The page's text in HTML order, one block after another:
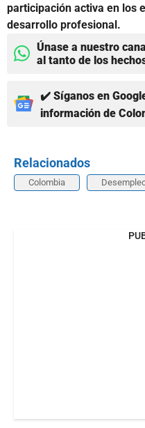
participación activa en los
desarrollo profesional.
Únase a nuestro
al tanto de los
✔️ Síganos en
información de
Relacionados
Colombia